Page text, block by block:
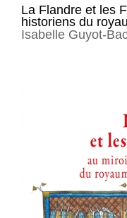
La Flandre et les
historiens du
Isabelle Guyot-